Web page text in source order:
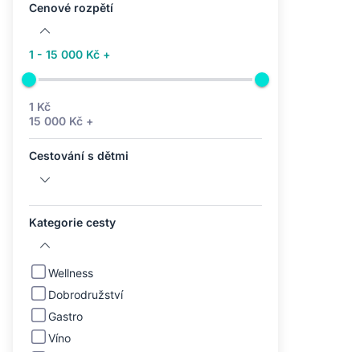
Cenové rozpětí
1 - 15 000 Kč +
1 Kč
15 000 Kč +
Cestování s dětmi
Kategorie cesty
Wellness
Dobrodružství
Gastro
Víno